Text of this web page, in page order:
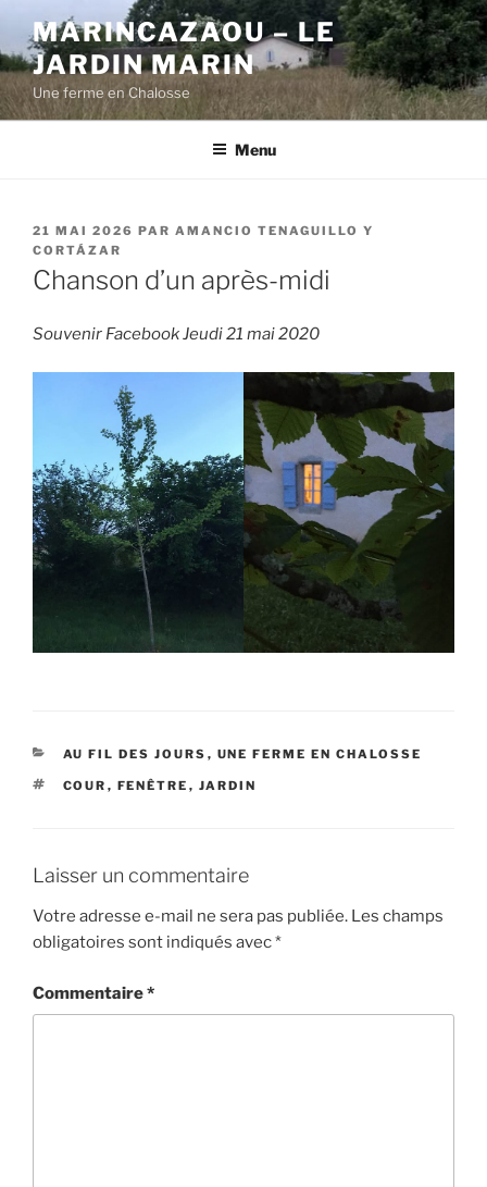
contenu
principal
MARINCAZAOU – LE
JARDIN MARIN
Une ferme en Chalosse
Menu
PUBLIÉ
LE
21 MAI 2026 PAR AMANCIO TENAGUILLO Y
CORTÁZAR
Chanson d’un après-midi
Souvenir Facebook Jeudi 21 mai 2020
CATÉGORIES
AU FIL DES JOURS , UNE FERME EN CHALOSSE
ÉTIQUETTES
COUR , FENÊTRE , JARDIN
Laisser un commentaire
Votre adresse e-mail ne sera pas publiée. Les champs
obligatoires sont indiqués avec*
Commentaire*